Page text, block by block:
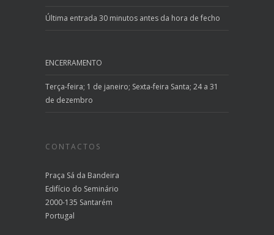
Última entrada 30 minutos antes da hora de fecho
ENCERRAMENTO
Terça-feira; 1 de janeiro; Sexta-feira Santa; 24 a 31
de dezembro
CONTACTOS
Praça Sá da Bandeira
Edifício do Seminário
2000-135 Santarém
Portugal